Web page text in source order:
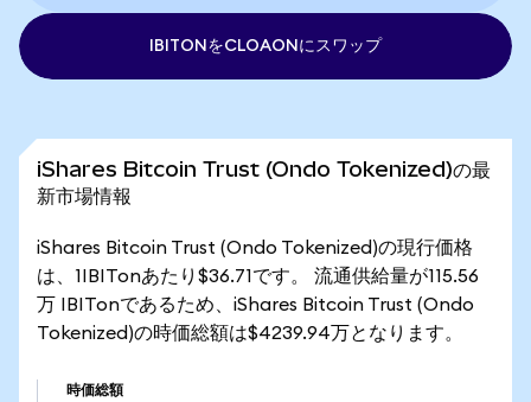
IBITONをCLOAONにスワップ
iShares Bitcoin Trust (Ondo Tokenized)の最
新市場情報
iShares Bitcoin Trust (Ondo Tokenized)の現行価格
は、1IBITonあたり$36.71です。 流通供給量が115.56
万 IBITonであるため、iShares Bitcoin Trust (Ondo
Tokenized)の時価総額は$4239.94万となります。
時価総額